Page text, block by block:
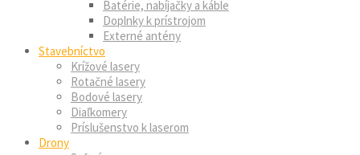
Batérie, nabíjačky a káble
Doplnky k prístrojom
Externé antény
Stavebníctvo
Krížové lasery
Rotačné lasery
Bodové lasery
Diaľkomery
Príslušenstvo k laserom
Drony